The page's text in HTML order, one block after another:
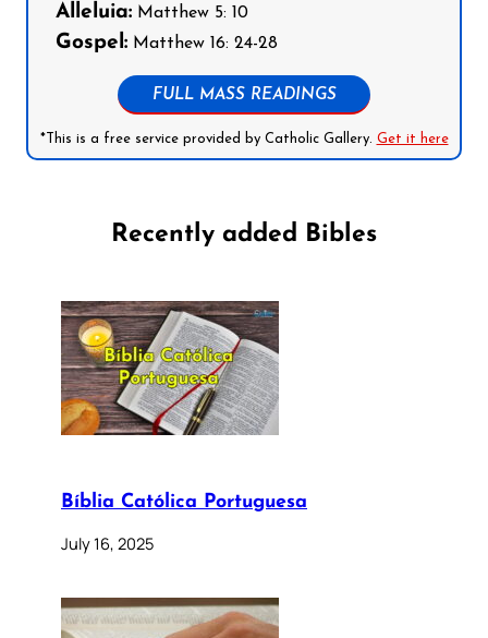
Alleluia: Matthew 5: 10
Gospel: Matthew 16: 24-28
FULL MASS READINGS
*This is a free service provided by Catholic Gallery. Get it here
Recently added Bibles
Bíblia Católica Portuguesa
July 16, 2025